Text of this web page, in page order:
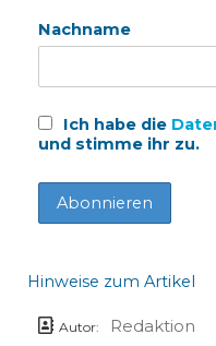
Nachname
Ich habe die
und stimme ihr zu.
Hinweise zum Artikel
Autor: Redaktion